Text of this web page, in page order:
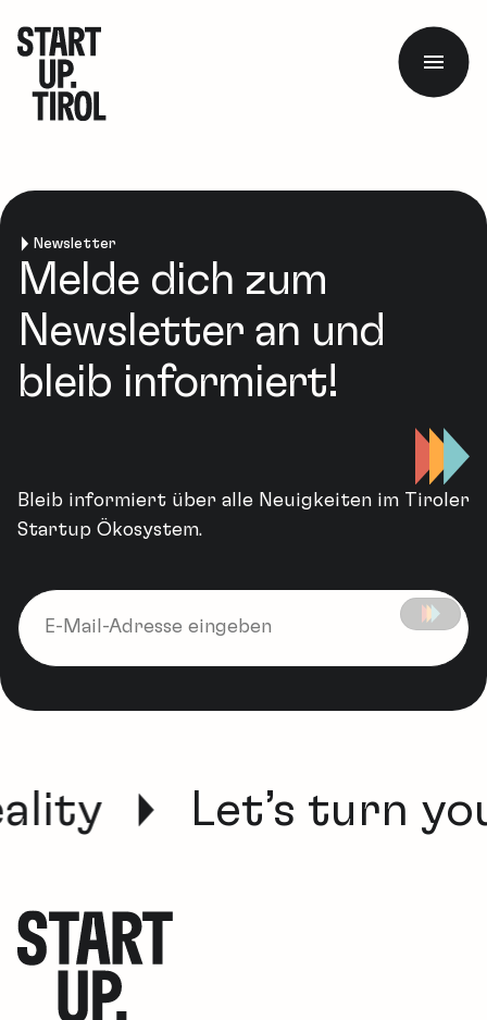
Newsletter
Melde dich zum
Newsletter an und
bleib informiert!
Bleib informiert über alle Neuigkeiten im Tiroler
Startup Ökosystem.
Let’s turn